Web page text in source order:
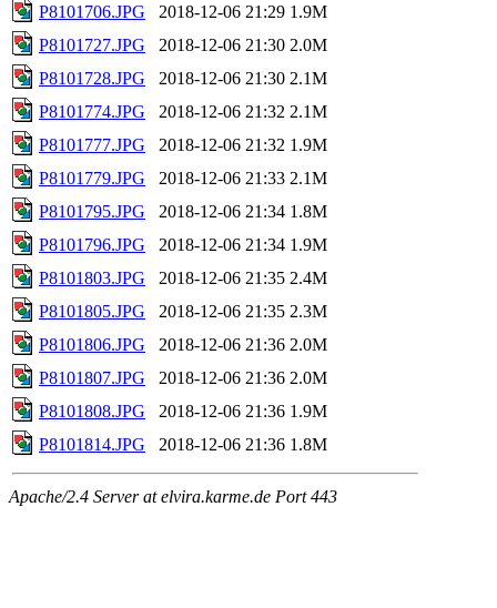
P8101706.JPG
2018-12-06 21:29 1.9M
P8101727.JPG
2018-12-06 21:30 2.0M
P8101728.JPG
2018-12-06 21:30 2.1M
P8101774.JPG
2018-12-06 21:32 2.1M
P8101777.JPG
2018-12-06 21:32 1.9M
P8101779.JPG
2018-12-06 21:33 2.1M
P8101795.JPG
2018-12-06 21:34 1.8M
P8101796.JPG
2018-12-06 21:34 1.9M
P8101803.JPG
2018-12-06 21:35 2.4M
P8101805.JPG
2018-12-06 21:35 2.3M
P8101806.JPG
2018-12-06 21:36 2.0M
P8101807.JPG
2018-12-06 21:36 2.0M
P8101808.JPG
2018-12-06 21:36 1.9M
P8101814.JPG
2018-12-06 21:36 1.8M
Apache/2.4 Server at elvira.karme.de Port 443